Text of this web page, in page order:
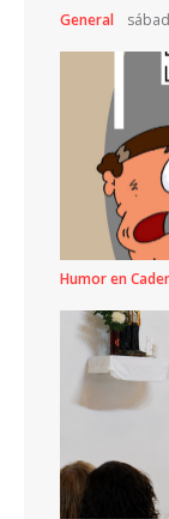
General
Humor en